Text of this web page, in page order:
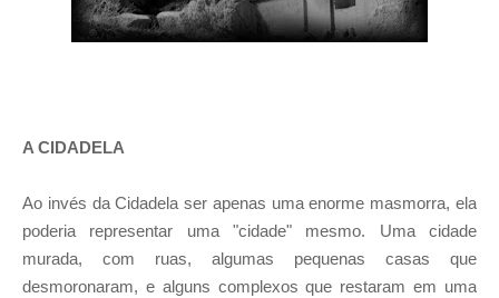
A CIDADELA
Ao invés da Cidadela ser apenas uma enorme masmorra, ela
poderia representar uma "cidade" mesmo. Uma cidade
murada, com ruas, algumas pequenas casas que
desmoronaram, e alguns complexos que restaram em uma